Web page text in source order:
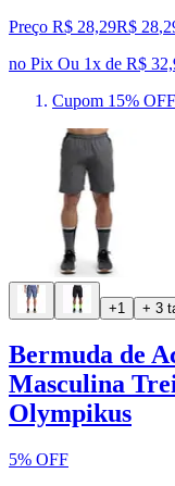
Preço R$ 28,29R$ 28,
no Pix Ou 1x de R$
Cupom 15% OFF
+1 + 3
Bermuda de
Masculina
Olympikus
5% OFF